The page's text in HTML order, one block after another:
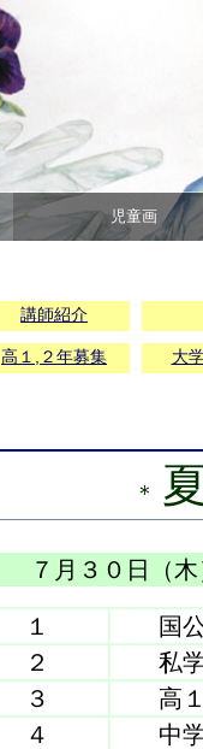
児童画
講師紹介
高１,２年募集 大
＊
７月３０日（木
１
国公
２
私学
３
高１
４
中学